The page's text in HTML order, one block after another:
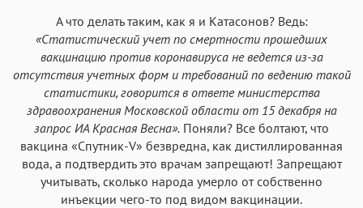
А что делать таким, как я и Катасонов? Ведь:
«Статистический учет по смертности прошедших
вакцинацию против коронавируса не ведется из-за
отсутствия учетных форм и требований по ведению такой
статистики, говорится в ответе министерства
здравоохранения Московской области от 15 декабря на
запрос ИА Красная Весна». Поняли? Все болтают, что
вакцина «Спутник-V» безвредна, как дистиллированная
вода, а подтвердить это врачам запрещают! Запрещают
учитывать, сколько народа умерло от собственно
инъекции чего-то под видом вакцинации.